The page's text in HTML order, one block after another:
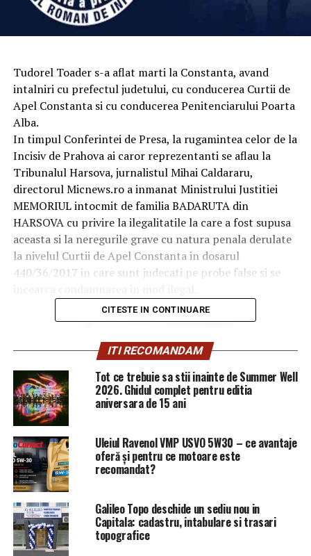
Tudorel Toader s-a aflat marti la Constanta, avand
intalniri cu prefectul judetului, cu conducerea Curtii de
Apel Constanta si cu conducerea Penitenciarului Poarta
Alba.
In timpul Conferintei de Presa, la rugamintea celor de la
Incisiv de Prahova ai caror reprezentanti se aflau la
Tribunalul Harsova, jurnalistul Mihai Caldararu,
directorul Micnews.ro a inmanat Ministrului Justitiei
MEMORIUL intocmit de familia BADARUTA din
HARSOVA cu privire la ilegalitatile la care a fost supusa
aceasta si la neregurile grave cu natura penala derulate
la nivelul Curtii de Apel Constanta in dosarul
440/36/2017 in care sunt judecati pe probe false si se
Cu privire la Memoriul primit, Ministrul Justitiei,
CITESTE IN CONTINUARE
ITI RECOMANDAM
Tot ce trebuie sa stii inainte de Summer Well
2026. Ghidul complet pentru editia
aniversara de 15 ani
Uleiul Ravenol VMP USVO 5W30 – ce avantaje
oferă și pentru ce motoare este
recomandat?
Galileo Topo deschide un sediu nou in
Capitala: cadastru, intabulare si trasari
topografice